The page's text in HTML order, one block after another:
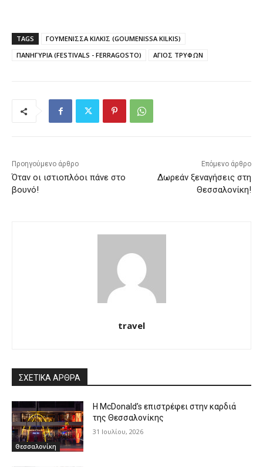
TAGS
ΓΟΥΜΕΝΙΣΣΑ ΚΙΛΚΙΣ (GOUMENISSA KILKIS)
ΠΑΝΗΓΥΡΙΑ (FESTIVALS - FERRAGOSTO)
ΑΓΙΟΣ ΤΡΥΦΩΝ
Προηγούμενο άρθρο
Όταν οι ιστιοπλόοι πάνε στο
βουνό!
Επόμενο άρθρο
Δωρεάν ξεναγήσεις στη
Θεσσαλονίκη!
travel
ΣΧΕΤΙΚΑ ΑΡΘΡΑ
Θεσσαλονίκη
Η McDonald’s επιστρέφει στην καρδιά
της Θεσσαλονίκης
31 Ιουλίου, 2026